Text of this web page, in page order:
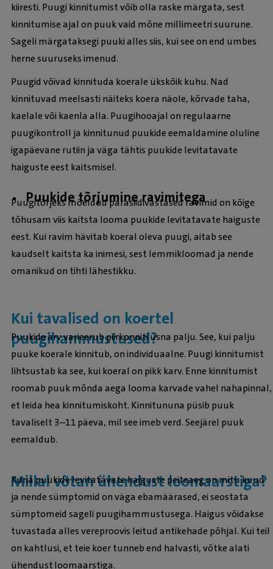
kiiresti. Puugi kinnitumist võib olla raske märgata, sest
kinnitumise ajal on puuk vaid mõne millimeetri suurune.
Sageli märgataksegi puuki alles siis, kui see on end umbes
herne suuruseks imenud.
Puugid võivad kinnituda koerale ükskõik kuhu. Nad
kinnituvad meelsasti näiteks koera näole, kõrvade taha,
kaelale või kaenla alla. Puugihooajal on regulaarne
puugikontroll ja kinnitunud puukide eemaldamine oluline
igapäevane rutiin ja väga tähtis puukide levitatavate
haiguste eest kaitsmisel.
Puukide tõrjumine ravimitega
Puugitõrjeks mõeldud parasiidivastased ravimid on kõige
tõhusam viis kaitsta looma puukide levitatavate haiguste
eest. Kui ravim hävitab koeral oleva puugi, aitab see
kaudselt kaitsta ka inimesi, sest lemmikloomad ja nende
omanikud on tihti lähestikku.
Kui tavalised on koertel
puugihammustused?
Puukide arv varieerub piirkonniti üsna palju. See, kui palju
puuke koerale kinnitub, on individuaalne. Puugi kinnitumist
lihtsustab ka see, kui koeral on pikk karv. Enne kinnitumist
roomab puuk mõnda aega looma karvade vahel nahapinnal,
et leida hea kinnitumiskoht. Kinnitununa püsib puuk
tavaliselt 3–11 päeva, mil see imeb verd. Seejärel puuk
eemaldub.
Millal võtan ühendust loomaarstiga?
Kuna puukide levitatavate haiguste peiteaeg on mitu kuud
ja nende sümptomid on väga ebamäärased, ei seostata
sümptomeid sageli puugihammustusega. Haigus võidakse
tuvastada alles vereproovis leitud antikehade põhjal. Kui teil
on kahtlusi, et teie koer tunneb end halvasti, võtke alati
ühendust loomaarstiga.